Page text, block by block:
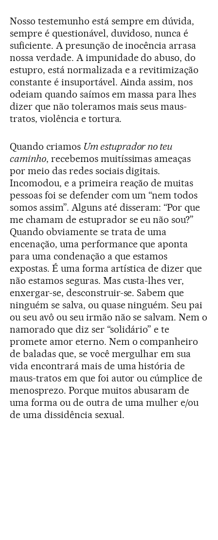
Nosso testemunho está sempre em dúvida,
sempre é questionável, duvidoso, nunca é
suficiente. A presunção de inocência arrasa
nossa verdade. A impunidade do abuso, do
estupro, está normalizada e a revitimização
constante é insuportável. Ainda assim, nos
odeiam quando saímos em massa para lhes
dizer que não toleramos mais seus maus-
tratos, violência e tortura.
Quando criamos Um estuprador no teu
caminho, recebemos muitíssimas ameaças
por meio das redes sociais digitais.
Incomodou, e a primeira reação de muitas
pessoas foi se defender com um “nem todos
somos assim”. Alguns até disseram: “Por que
me chamam de estuprador se eu não sou?”
Quando obviamente se trata de uma
encenação, uma performance que aponta
para uma condenação a que estamos
expostas. É uma forma artística de dizer que
não estamos seguras. Mas custa-lhes ver,
enxergar-se, desconstruir-se. Sabem que
ninguém se salva, ou quase ninguém. Seu pai
ou seu avô ou seu irmão não se salvam. Nem o
namorado que diz ser “solidário” e te
promete amor eterno. Nem o companheiro
de baladas que, se você mergulhar em sua
vida encontrará mais de uma história de
maus-tratos em que foi autor ou cúmplice de
menosprezo. Porque muitos abusaram de
uma forma ou de outra de uma mulher e/ou
de uma dissidência sexual.